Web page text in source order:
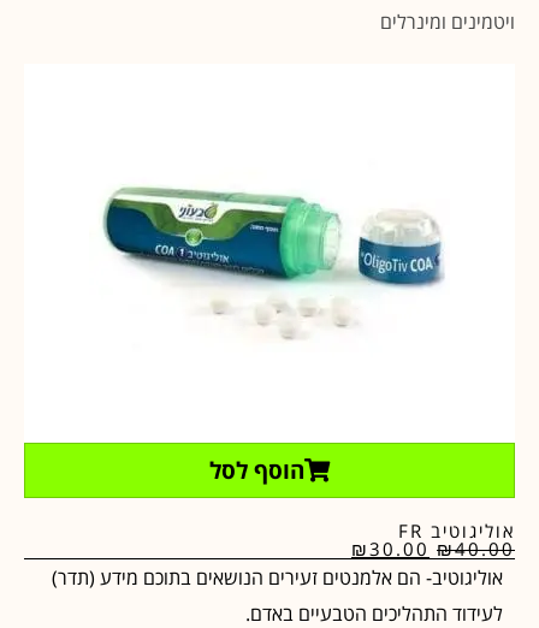
ויטמינים ומינרלים
הוסף לסל
אוליגוטיב FR
₪40.00
₪30.00
אוליגוטיב- הם אלמנטים זעירים הנושאים בתוכם מידע (תדר)
לעידוד התהליכים הטבעיים באדם.